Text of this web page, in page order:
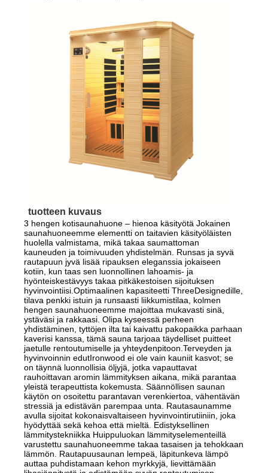
tuotteen kuvaus
3 hengen kotisaunahuone – hienoa käsityötä Jokainen
saunahuoneemme elementti on taitavien käsityöläisten
huolella valmistama, mikä takaa saumattoman
kauneuden ja toimivuuden yhdistelmän. Runsas ja syvä
rautapuun jyvä lisää ripauksen eleganssia jokaiseen
kotiin, kun taas sen luonnollinen lahoamis- ja
hyönteiskestävyys takaa pitkäkestoisen sijoituksen
hyvinvointiisi.Optimaalinen kapasiteetti ThreeDesignedille,
tilava penkki istuin ja runsaasti liikkumistilaa, kolmen
hengen saunahuoneemme majoittaa mukavasti sinä,
ystäväsi ja rakkaasi. Olipa kyseessä perheen
yhdistäminen, tyttöjen ilta tai kaivattu pakopaikka parhaan
kaverisi kanssa, tämä sauna tarjoaa täydelliset puitteet
jaetulle rentoutumiselle ja yhteydenpitoon.Terveyden ja
hyvinvoinnin edutIronwood ei ole vain kauniit kasvot; se
on täynnä luonnollisia öljyjä, jotka vapauttavat
rauhoittavan aromin lämmityksen aikana, mikä parantaa
yleistä terapeuttista kokemusta. Säännöllisen saunan
käytön on osoitettu parantavan verenkiertoa, vähentävän
stressiä ja edistävän parempaa unta. Rautasaunamme
avulla sijoitat kokonaisvaltaiseen hyvinvointirutiiniin, joka
hyödyttää sekä kehoa että mieltä. Edistyksellinen
lämmitystekniikka Huippuluokan lämmityselementeillä
varustettu saunahuoneemme takaa tasaisen ja tehokkaan
lämmön. Rautapuusaunan lempeä, läpitunkeva lämpö
auttaa puhdistamaan kehon myrkkyjä, lievittämään